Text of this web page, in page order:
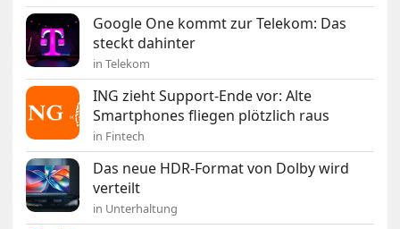
Google One kommt zur Telekom: Das
steckt dahinter
in Telekom
ING zieht Support-Ende vor: Alte
Smartphones fliegen plötzlich raus
in Fintech
Das neue HDR-Format von Dolby wird
verteilt
in Unterhaltung